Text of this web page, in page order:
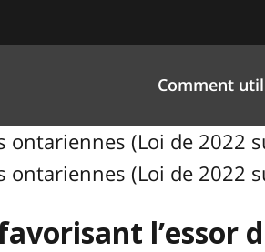
Comment
(Loi de 2022
(Loi de 2022
l’essor